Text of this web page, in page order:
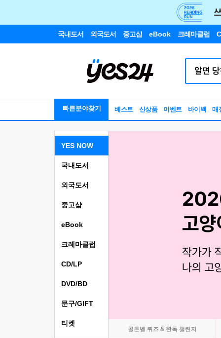
국내도서 외국도서 중고샵 eBook 크레마클럽
빠른분야찾기 베스트 신상품 이벤트 바이백 매
YES NOW
골든벨 퀴즈 & 완독 챌린지
국내도서
외국도서
중고샵
eBook
크레마클럽
CD/LP
DVD/BD
문구/GIFT
티켓